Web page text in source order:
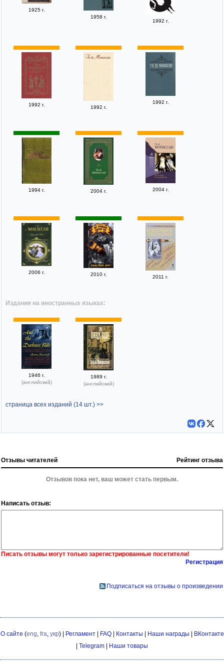
1925 г.
1958 г.
1992 г.
1992 г. 1992 г.
1992 г.
1994 г. 2004 г. 2004 г.
2006 г. 2010 г. 2011 г.
Издания на иностранных языках:
1946 г.
(английский)
1989 г.
(английский)
страница всех изданий (14 шт.) >>
Отзывы читателей Рейтинг отзыва
Отзывов пока нет, ваш может стать первым.
Написать отзыв:
Писать отзывы могут только зарегистрированные посетители!
Регистрация
Подписаться на отзывы о произведении
О сайте (eng fra укр) | Регламент| FAQ| Контакты | Наши награды | ВКонтакте
| Telegram | Наши товары